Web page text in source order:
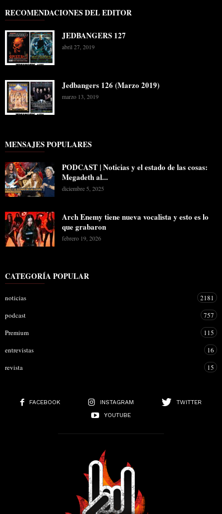
RECOMENDACIONES DEL EDITOR
JEDBANGERS 127
abril 27, 2019
Jedbangers 126 (Marzo 2019)
marzo 13, 2019
MENSAJES POPULARES
PODCAST | Noticias y el estado de las cosas:
Megadeth al...
diciembre 5, 2025
Arch Enemy tiene nueva vocalista y esto es lo
que grabaron
febrero 19, 2026
CATEGORÍA POPULAR
noticias
2181
podcast
757
Premium
115
entrevistas
16
revista
15
FACEBOOK INSTAGRAM
TWITTER
YOUTUBE